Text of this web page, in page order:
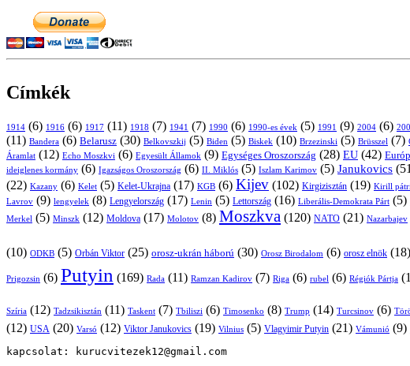
Címkék
1914 (6) 1916 (6) 1917 (11) 1918 (7) 1941 (7) 1990 (6) 1990-es évek (5) 1991 (9) 2004 (6)
(11) Bandera (6) Belarusz (30) Belkovszkij (5) Biden (5) Biskek (10) Brzezinski (5) Brüsszel (7)
Áramlat (12) Echo Moszkvi (6) Egyesült Államok (9) Egységes Oroszország (28) EU (42)
ideiglenes kormány (6) Igazságos Oroszország (6) II. Miklós (5) Iszlam Karimov (5) Janukovics
(22) Kazany (6) Kelet (5) Kelet-Ukrajna (17) KGB (6) Kijev (102) Kirgizisztán (19) Kirill
Lavrov (9) lengyelek (8) Lengyelország (17) Lenin (5) Lettország (16) Liberális-Demokrata Párt (5)
Merkel (5) Minszk (12) Moldova (17) Molotov (8) Moszkva (120) NATO (21) Nazarbajev
(10) ODKB (5) Orbán Viktor (25) orosz-ukrán háború (30) Orosz Birodalom (6) orosz elnök (18)
Prigozsin (6) Putyin (169) Rada (11) Ramzan Kadirov (7) Riga (6) rubel (6) Régiók Pártja
Szíria (12) Tadzsikisztán (11) Taskent (7) Tbiliszi (6) Timosenko (8) Trump (14) Turcsinov (6)
(12) USA (20) Varsó (12) Viktor Janukovics (19) Vilnius (5) Vlagyimir Putyin (21) Vámunió (9)
kapcsolat: kurucvitezek12@gmail.com